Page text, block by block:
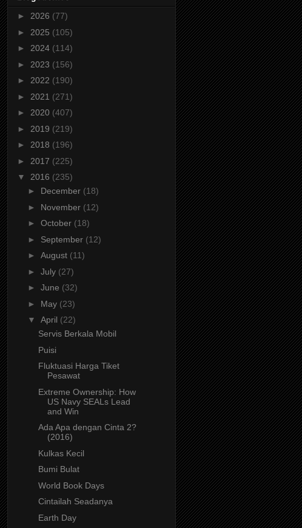
► 2026 (77)
► 2025 (105)
► 2024 (114)
► 2023 (156)
► 2022 (190)
► 2021 (271)
► 2020 (407)
► 2019 (219)
► 2018 (196)
► 2017 (225)
▼ 2016 (235)
► December (18)
► November (12)
► October (18)
► September (12)
► August (11)
► July (27)
► June (32)
► May (23)
▼ April (22)
Servis Berkala Mobil
Puisi
Fluktuasi Harga Tiket
Pesawat
Extreme Ownership: How
US Navy SEALs Lead
and Win
Ada Apa dengan Cinta 2?
(2016)
Kulkas Kecil
Bumi Bulat
World Book Days
Cintailah Seadanya
Earth Day